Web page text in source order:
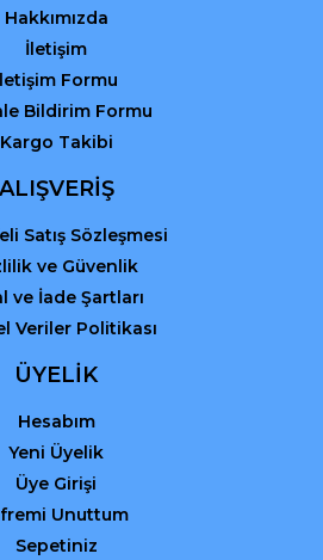
Gönder
Hakkımızda
İletişim
Formu
Bildirim Formu
Kargo Takibi
ALIŞVERİŞ
Satış Sözleşmesi
ve Güvenlik
ve İade Şartları
Veriler Politikası
ÜYELİK
Hesabım
Yeni Üyelik
Üye Girişi
Unuttum
Sepetiniz